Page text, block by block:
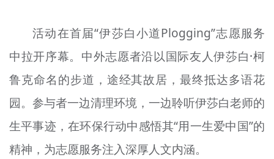
资料库
+
活动在首届“伊莎白小道Plogging”志愿服务
中拉开序幕。中外志愿者沿以国际友人伊莎白·柯
鲁克命名的步道，途经其故居，最终抵达多语花
园。参与者一边清理环境，一边聆听伊莎白老师的
生平事迹，在环保行动中感悟其“用一生爱中国”的
精神，为志愿服务注入深厚人文内涵。